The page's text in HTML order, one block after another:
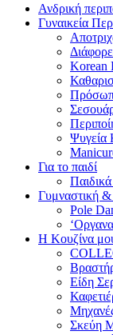
Ανδρική
Γυναικεία
Korean
Ψυγεία
Για το παιδί
Γυμναστική
Pole
Η Κουζίνα
Είδη
Σκεύη